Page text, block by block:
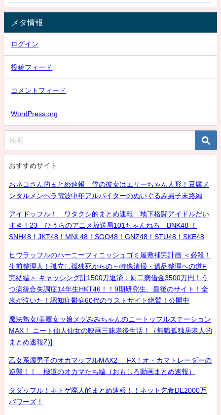
メタ情報
ログイン
投稿フィード
コメントフィード
WordPress.org
おすすめサイト
おネコさん的まとめ速報 僕の彼女はエリーちゃん人形！豆腐メ
ンタルメンヘラ電波中年アルバイターのぬいぐるみ男子末路編
アイドッフル！ ワタクシ的まとめ速報 地下格闘アイドルだい
すき！23 ひうらのアニメ放送局101ちゃんねる BNK48 ！
SNH48！JKT48！MNL48！SGO48！GNZ48！STU48！SKE48
ヒウラッフルのハーニーフィニッシュゴミ屋敷補完計画 ＜必殺！
生前整理人！孤立し孤独死からの～特殊清掃・遺品整理への道F
完結編＞ キャッシング計1500万返済：厨二病借金3500万円！う
つ病統合失調症14年生HKT46！！9期研究生、最後のサイト！全
米が泣いた！認知症鬱病60代のラストサイト絶賛！公開中
魔法熟女/美魔女ッ娘メグみみちゃんのニートッフルステーション
MAX！ ニート仙人仙女の映画三昧老後生活！（無職孤独居老人的
まとめ速報Z)]
乙女系腐男子のオカマッフルMAX2- FX！オ・カマトレーダーの
逆襲！！ 極道のオカマたち編（おもしろ動画まとめ速報）
タダッフル！ネトゲ廃人的まとめ速報！！ネット乞食DE2000万
パワーズ！